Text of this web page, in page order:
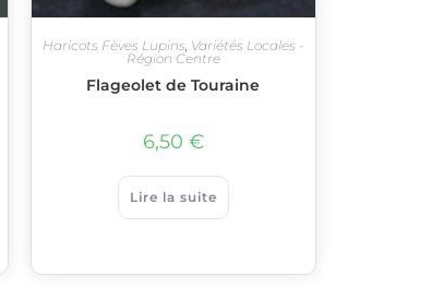
Haricots Fèves Lupins Variétés Locales -
Région Centre
Flageolet de Touraine
6,50 €
Lire la suite